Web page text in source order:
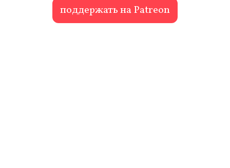
поддержать на Patreon